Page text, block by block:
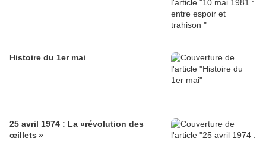
Histoire du 1er mai
25 avril 1974 : La «révolution des
œillets »